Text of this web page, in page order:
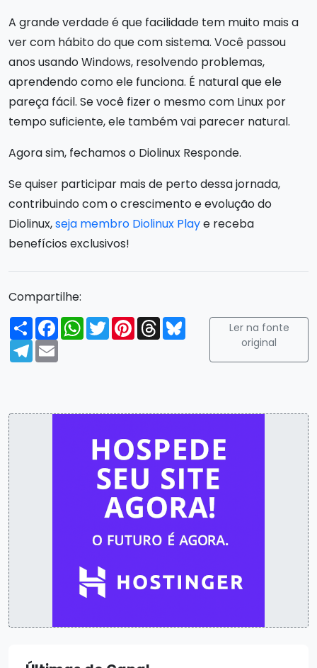
A grande verdade é que facilidade tem muito mais a
ver com hábito do que com sistema. Você passou
anos usando Windows, resolvendo problemas,
aprendendo como ele funciona. É natural que ele
pareça fácil. Se você fizer o mesmo com Linux por
tempo suficiente, ele também vai parecer natural.
Agora sim, fechamos o Diolinux Responde.
Se quiser participar mais de perto dessa jornada,
contribuindo com o crescimento e evolução do
Diolinux,seja membro Diolinux Playe receba
benefícios exclusivos!
Compartilhe:
Compartilhar
FacebookWhatsApp
TwitterPinterest
ThreadsBluesky
Telegram
Email
Ler na fonte
original